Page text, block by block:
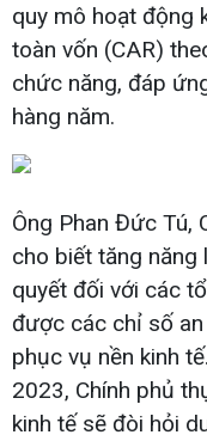
quy mô hoạt động
toàn vốn (CAR)
chức năng, đáp
hàng năm.
Ông Phan Đức Tú,
cho biết tăng năng
quyết đối với các
được các chỉ số
phục vụ nền kinh
2023, Chính phủ
kinh tế sẽ đòi hỏi